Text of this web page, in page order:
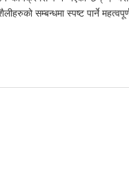
सम्बन्धमा स्पष्ट पार्ने